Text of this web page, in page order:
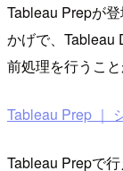
Tableau Prepが
かげで、Tableau
前処理を行うこ
Tableau Prep ｜
Tableau Prepで